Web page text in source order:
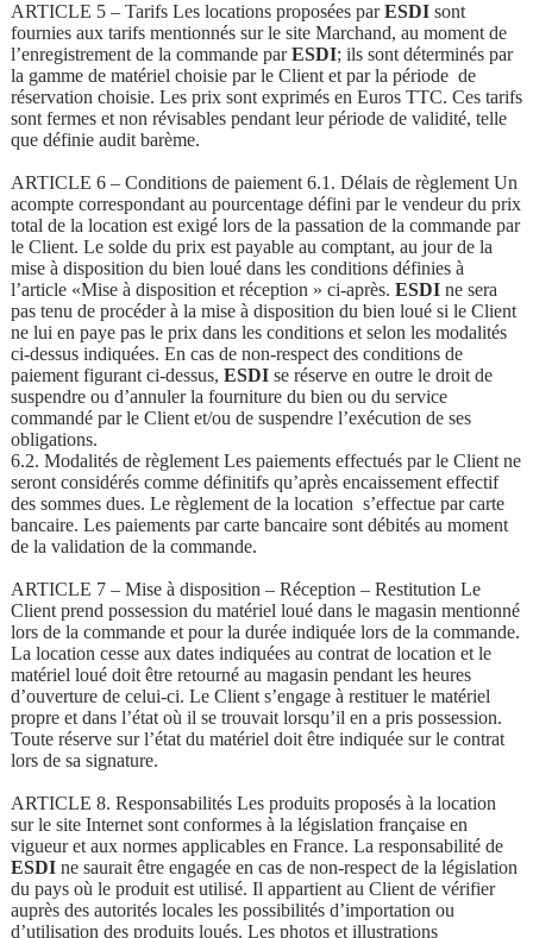
ARTICLE 5 – Tarifs Les locations proposées parESDIsont
fournies aux tarifs mentionnés sur le site Marchand, au moment de
l’enregistrement de la commande parESDI; ils sont déterminés par
la gamme de matériel choisie par le Client et par la période de
réservation choisie. Les prix sont exprimés en Euros TTC. Ces tarifs
sont fermes et non révisables pendant leur période de validité, telle
que définie audit barème.
ARTICLE 6 – Conditions de paiement 6.1. Délais de règlement Un
acompte correspondant au pourcentage défini par le vendeur du prix
total de la location est exigé lors de la passation de la commande par
le Client. Le solde du prix est payable au comptant, au jour de la
mise à disposition du bien loué dans les conditions définies à
l’article «Mise à disposition et réception » ci-après. ESDIne sera
pas tenu de procéder à la mise à disposition du bien loué si le Client
ne lui en paye pas le prix dans les conditions et selon les modalités
ci-dessus indiquées. En cas de non-respect des conditions de
paiement figurant ci-dessus, ESDIse réserve en outre le droit de
suspendre ou d’annuler la fourniture du bien ou du service
commandé par le Client et/ou de suspendre l’exécution de ses
obligations.
6.2. Modalités de règlement Les paiements effectués par le Client ne
seront considérés comme définitifs qu’après encaissement effectif
des sommes dues. Le règlement de la location s’effectue par carte
bancaire. Les paiements par carte bancaire sont débités au moment
de la validation de la commande.
ARTICLE 7 – Mise à disposition – Réception – Restitution Le
Client prend possession du matériel loué dans le magasin mentionné
lors de la commande et pour la durée indiquée lors de la commande.
La location cesse aux dates indiquées au contrat de location et le
matériel loué doit être retourné au magasin pendant les heures
d’ouverture de celui-ci. Le Client s’engage à restituer le matériel
propre et dans l’état où il se trouvait lorsqu’il en a pris possession.
Toute réserve sur l’état du matériel doit être indiquée sur le contrat
lors de sa signature.
ARTICLE 8. Responsabilités Les produits proposés à la location
sur le site Internet sont conformes à la législation française en
vigueur et aux normes applicables en France. La responsabilité de
ESDIne saurait être engagée en cas de non-respect de la législation
du pays où le produit est utilisé. Il appartient au Client de vérifier
auprès des autorités locales les possibilités d’importation ou
d’utilisation des produits loués. Les photos et illustrations